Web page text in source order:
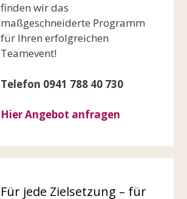
finden wir das
maßgeschneiderte Programm
für Ihren erfolgreichen
Teamevent!
Telefon 0941 788 40 730
Hier Angebot anfragen
Für jede Zielsetzung – für